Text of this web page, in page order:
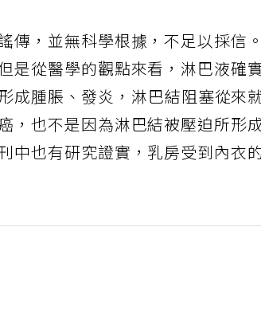
傳，並無科學根據，不足以採信。
是從醫學的觀點來看，淋巴液確實
成腫脹、發炎，淋巴結阻塞從來
，也不是因為淋巴結被壓迫所形
中也有研究證實，乳房受到內衣